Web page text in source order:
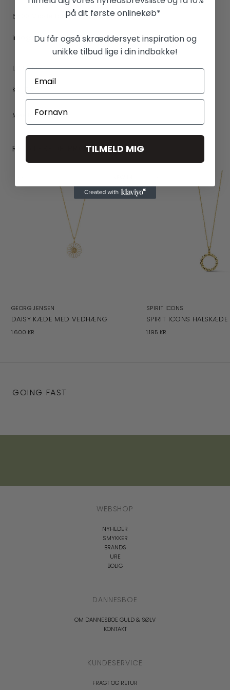
5500 Middelfart
info@spiriticons.com
LEVERING
KONTAKT
Mere fra Spirit Icons
RELATEREDE PRODUKTER
GEORG JENSEN
DAISY KÆDE MED VEDHÆNG
1.600 KR
SPIRIT ICONS
SPIRIT ICONS HALSKÆDE
1.195 KR
GOING FAST
WEBSHOP
NYHEDER
SMYKKER
BRANDS
URE
BOLIG
DANNESBOE
OM DANNESBOE GULD & SØLV
KONTAKT
KUNDESERVICE
FRAGT OG RETUR
på dit første onlinekøb*
Du får også skræddersyet inspiration og
unikke tilbud lige i din indbakke!
TILMELD MIG